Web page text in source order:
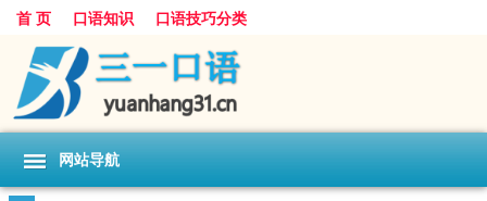
首 页 口语知识 口语技巧分类
网站导航